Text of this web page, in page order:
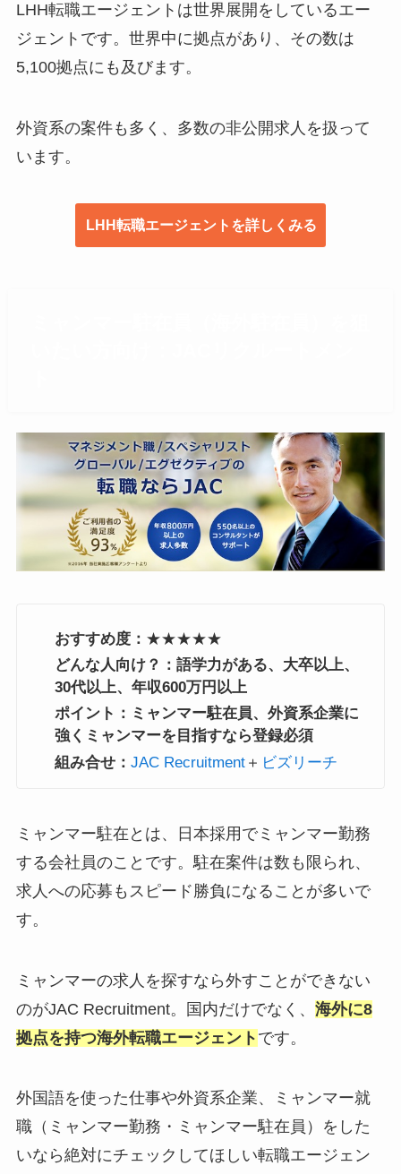
LHH転職エージェントは世界展開をしているエー
ジェントです。世界中に拠点があり、その数は
5,100拠点にも及びます。
外資系の案件も多く、多数の非公開求人を扱って
います。
LHH転職エージェントを詳しくみる
おすすめ度： ★★★★★
どんな人向け？：語学力がある、大卒以上、
30代以上、年収600万円以上
ポイント：ミャンマー駐在員、外資系企業に
強くミャンマーを目指すなら登録必須
組み合せ：JAC Recruitment ＋ ビズリーチ
ミャンマー駐在とは、日本採用でミャンマー勤務
する会社員のことです。駐在案件は数も限られ、
求人への応募もスピード勝負になることが多いで
す。
ミャンマーの求人を探すなら外すことができない
のがJAC Recruitment。国内だけでなく、 海外に8
拠点を持つ海外転職エージェント です。
外国語を使った仕事や外資系企業、ミャンマー就
職（ミャンマー勤務・ミャンマー駐在員）をした
いなら絶対にチェックしてほしい転職エージェン